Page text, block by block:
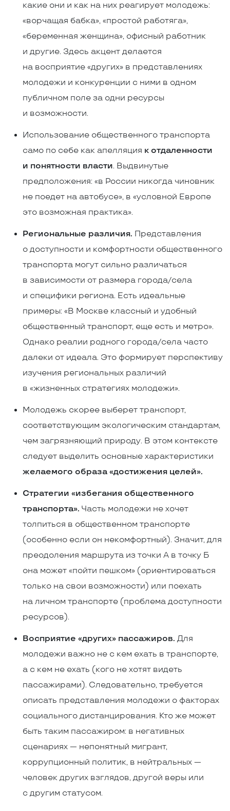
какие они и как на них реагирует молодежь:
«ворчащая бабка», «простой работяга»,
«беременная женщина», офисный работник
и другие. Здесь акцент делается
на восприятие «других» в представлениях
молодежи и конкуренции с ними в одном
публичном поле за одни ресурсы
и возможности.
Использование общественного транспорта
само по себе как апелляция к отдаленности
и понятности власти. Выдвинутые
предположения: «в России никогда чиновник
не поедет на автобусе», в «условной Европе
это возможная практика».
Региональные различия. Представления
о доступности и комфортности общественного
транспорта могут сильно различаться
в зависимости от размера города/села
и специфики региона. Есть идеальные
примеры: «В Москве классный и удобный
общественный транспорт, еще есть и метро».
Однако реалии родного города/села часто
далеки от идеала. Это формирует перспективу
изучения региональных различий
в «жизненных стратегиях молодежи».
Молодежь скорее выберет транспорт,
соответствующим экологическим стандартам,
чем загрязняющий природу. В этом контексте
следует выделить основные характеристики
желаемого образа «достижения целей».
Стратегии «избегания общественного
транспорта». Часть молодежи не хочет
толпиться в общественном транспорте
(особенно если он некомфортный). Значит, для
преодоления маршрута из точки А в точку Б
она может «пойти пешком» (ориентироваться
только на свои возможности) или поехать
на личном транспорте (проблема доступности
ресурсов).
Восприятие «других» пассажиров. Для
молодежи важно не с кем ехать в транспорте,
а с кем не ехать (кого не хотят видеть
пассажирами). Следовательно, требуется
описать представления молодежи о факторах
социального дистанцирования. Кто же может
быть таким пассажиром: в негативных
сценариях — непонятный мигрант,
коррупционный политик, в нейтральных —
человек других взглядов, другой веры или
с другим статусом.